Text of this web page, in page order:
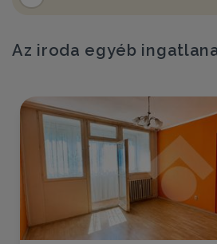
Az iroda egyéb